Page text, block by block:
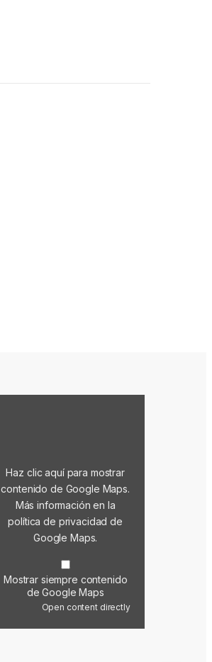
Haz clic aquí para mostrar
contenido de Google Maps.
Más información en la
política de privacidad de
Google Maps.
Mostrar siempre contenido
de Google Maps
Open content directly